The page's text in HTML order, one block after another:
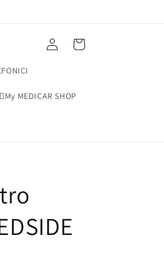
MEDICAR SHOP
Accedi Carrello